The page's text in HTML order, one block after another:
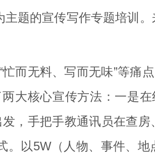
题的宣传写作专题培训
而无料、写而无味”等痛
大核心宣传方法：一是在
，手把手教通讯员在查
。以5W（人物、事件、